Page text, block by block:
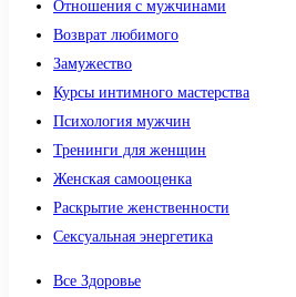
Отношения с мужчинами
Возврат любимого
Замужество
Курсы интимного мастерства
Психология мужчин
Тренинги для женщин
Женская самооценка
Раскрытие женственности
Сексуальная энергетика
Все Здоровье